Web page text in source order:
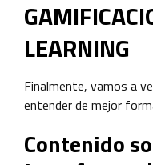
LEARNING
Finalmente, vamos a
entender de mejor
Contenido